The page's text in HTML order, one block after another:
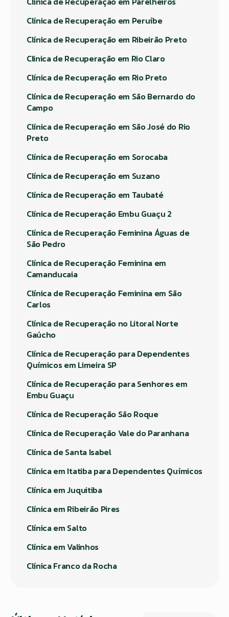
Clínica de Recuperação em Peruíbe
Clínica de Recuperação em Ribeirão Preto
Clinica de Recuperação em Rio Claro
Clínica de Recuperação em Rio Preto
Clínica de Recuperação em São Bernardo do
Campo
Clínica de Recuperação em São José do Rio
Preto
Clínica de Recuperação em Sorocaba
Clínica de Recuperação em Suzano
Clínica de Recuperação em Taubaté
Clínica de Recuperação Embu Guaçu 2
Clínica de Recuperação Feminina Águas de
São Pedro
Clínica de Recuperação Feminina em
Camanducaia
Clínica de Recuperação Feminina em São
Carlos
Clínica de Recuperação no Litoral Norte
Gaúcho
Clínica de Recuperação para Dependentes
Químicos em Limeira SP
Clínica de Recuperação para Senhores em
Embu Guaçu
Clínica de Recuperação São Roque
Clínica de Recuperação Vale do Paranhana
Clínica de Santa Isabel
Clínica em Itatiba para Dependentes Químicos
Clínica em Juquitiba
Clínica em Ribeirão Pires
Clínica em Salto
Clínica em Valinhos
Clínica Franco da Rocha